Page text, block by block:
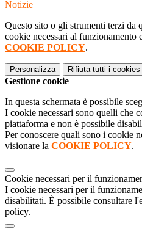
Notizie
Questo sito o gli strumenti terzi da
cookie necessari al
COOKIE POLICY.
Personalizza Rifiuta tutti i cookies
Gestione cookie
In questa schermata è possibile
I cookie necessari sono quelli che
piattaforma e non è possibile
Per conoscere quali sono i cookie
visionare la COOKIE POLICY.
Cookie necessari per il
I cookie necessari per il
disabilitati. È possibile consultare
policy.